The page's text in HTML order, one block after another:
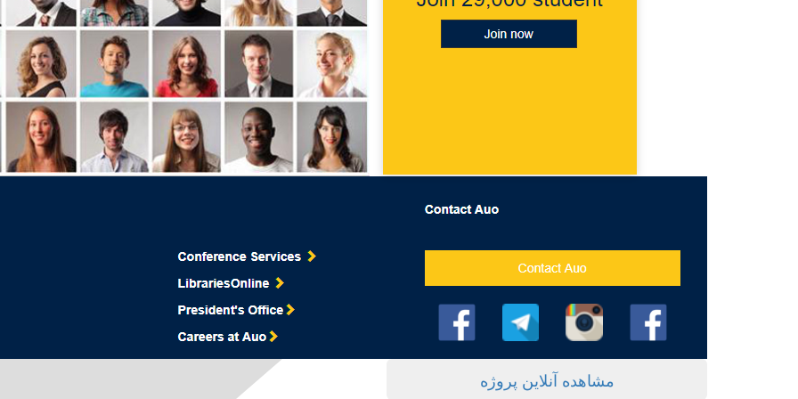
تکنولوژی های استفاده شده در این پروژه
0
0
vote
Article Rating
مشاهده آنلاین پروژه